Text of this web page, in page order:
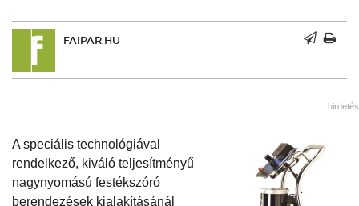
FAIPAR.HU
hirdetés
A speciális technológiával
rendelkező, kiváló teljesítményű
nagynyomású festékszóró
berendezések kialakításánál